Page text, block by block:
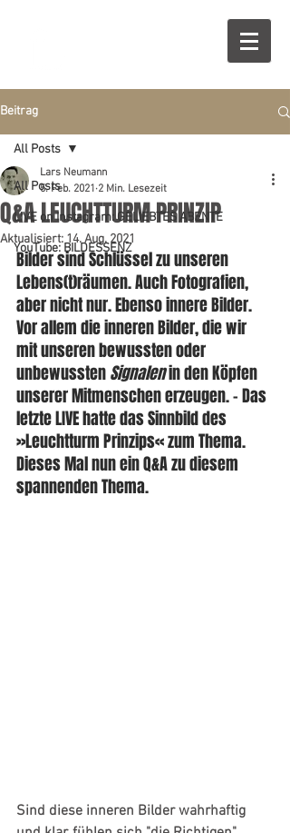
Beitrag
All Posts
LIVE on Instagram: GELIEBTES ABENTE
YouTube: BILDESSENZ
All Posts
Q&A LEUCHTTURM PRINZIP
Lars Neumann
5. Feb. 2021 2 Min. Lesezeit
Aktualisiert:14. Aug. 2021
Bilder sind Schlüssel zu unseren
Lebens(t)räumen. Auch Fotografien,
aber nicht nur. Ebenso innere Bilder.
Vor allem die inneren Bilder, die wir
mit unseren bewussten oder
unbewussten Signalen in den Köpfen
unserer Mitmenschen erzeugen. – Das
letzte LIVE hatte das Sinnbild des
»Leuchtturm Prinzips« zum Thema.
Dieses Mal nun ein Q&A zu diesem
spannenden Thema.
Sind diese inneren Bilder wahrhaftig